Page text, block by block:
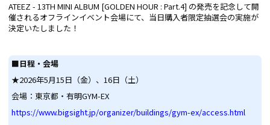
ATEEZ - 13TH MINI ALBUM [GOLDEN HOUR : Part.4] の発売を記念して開
催されるオフラインイベント会場にて、当日購入者限定抽選会の実施が
決定いたしました！
■日程・会場
★2026年5月15日（金）、16日（土）
会場：東京都・有明GYM-EX
https://www.bigsight.jp/organizer/buildings/gym-ex/access.html